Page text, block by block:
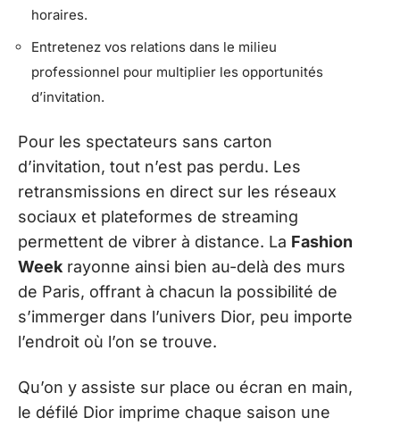
horaires.
Entretenez vos relations dans le milieu
professionnel pour multiplier les opportunités
d’invitation.
Pour les spectateurs sans carton
d’invitation, tout n’est pas perdu. Les
retransmissions en direct sur les réseaux
sociaux et plateformes de streaming
permettent de vibrer à distance. La Fashion
Week rayonne ainsi bien au-delà des murs
de Paris, offrant à chacun la possibilité de
s’immerger dans l’univers Dior, peu importe
l’endroit où l’on se trouve.
Qu’on y assiste sur place ou écran en main,
le défilé Dior imprime chaque saison une